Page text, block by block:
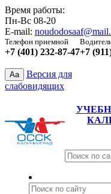
Время работы:
Пн-Вс 08-20
E-mail:
Телефон приемной
+7 (401) 232-87-47+7
Aa
Версия для
слабовидящих